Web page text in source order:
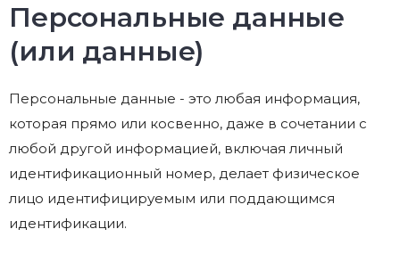
Персональные данные
(или данные)
Персональные данные - это любая информация,
которая прямо или косвенно, даже в сочетании с
любой другой информацией, включая личный
идентификационный номер, делает физическое
лицо идентифицируемым или поддающимся
идентификации.